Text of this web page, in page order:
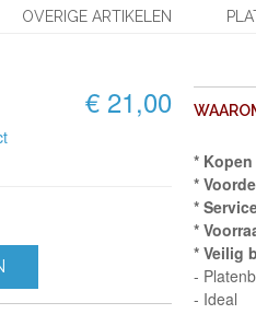
OVERIGE ARTIKELEN
€ 21,00
*
*
*
*
* Veilig
-
- Ideal